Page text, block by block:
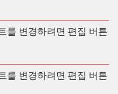
를 변경하려면 편집 버튼
를 변경하려면 편집 버튼